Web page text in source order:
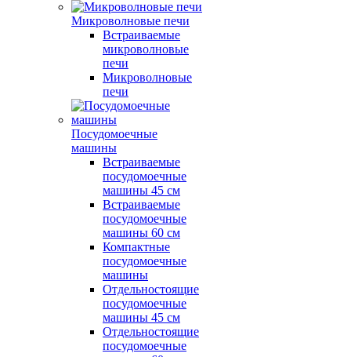
Микроволновые печи
Встраиваемые
микроволновые
печи
Микроволновые
печи
Посудомоечные
машины
Встраиваемые
посудомоечные
машины 45 см
Встраиваемые
посудомоечные
машины 60 см
Компактные
посудомоечные
машины
Отдельностоящие
посудомоечные
машины 45 см
Отдельностоящие
посудомоечные